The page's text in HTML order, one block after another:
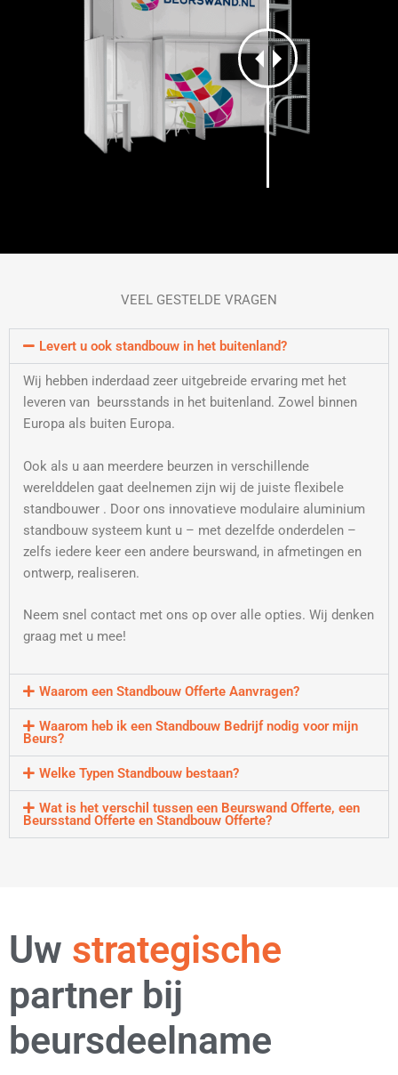
VEEL GESTELDE VRAGEN
Levert u ook standbouw in het buitenland?
Wij hebben inderdaad zeer uitgebreide ervaring met het
leveren van beursstands in het buitenland. Zowel binnen
Europa als buiten Europa.
Ook als u aan meerdere beurzen in verschillende
werelddelen gaat deelnemen zijn wij de juiste flexibele
standbouwer . Door ons innovatieve modulaire aluminium
standbouw systeem kunt u – met dezelfde onderdelen –
zelfs iedere keer een andere beurswand, in afmetingen en
ontwerp, realiseren.
Neem snel contact met ons op over alle opties. Wij denken
graag met u mee!
Waarom een Standbouw Offerte Aanvragen?
Waarom heb ik een Standbouw Bedrijf nodig voor mijn
Beurs?
Welke Typen Standbouw bestaan?
Wat is het verschil tussen een Beurswand Offerte, een
Beursstand Offerte en Standbouw Offerte?
Uw flexibele
partner bij
beursdeelname